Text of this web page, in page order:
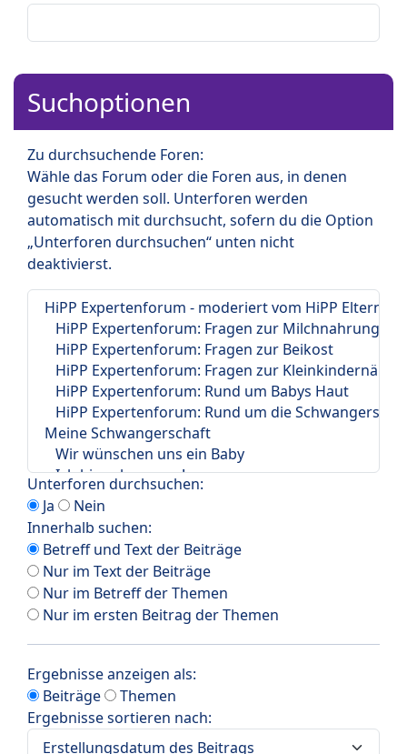
Suchoptionen
Zu durchsuchende Foren:
Wähle das Forum oder die Foren aus, in denen
gesucht werden soll. Unterforen werden
automatisch mit durchsucht, sofern du die Option
„Unterforen durchsuchen“ unten nicht
deaktivierst.
Unterforen durchsuchen:
Ja
Nein
Innerhalb suchen:
Betreff und Text der Beiträge
Nur im Text der Beiträge
Nur im Betreff der Themen
Nur im ersten Beitrag der Themen
Ergebnisse anzeigen als:
Beiträge
Themen
Ergebnisse sortieren nach: